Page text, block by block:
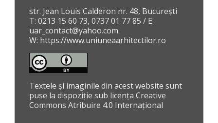
str. Jean Louis Calderon nr. 48, București
T: 0213 15 60 73, 0737 01 77 85 / E:
uar_contact@yahoo.com
W: https://www.uniuneaarhitectilor.ro
Textele și imaginile din acest website sunt
puse la dispoziție sub licența Creative
Commons Atribuire 4.0 Internațional